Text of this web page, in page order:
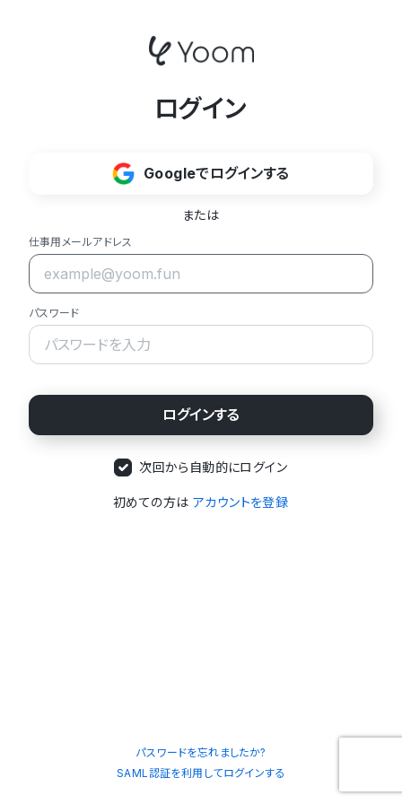
ログイン
Googleでログインする
または
仕事用メールアドレス
パスワード
次回から自動的にログイン
初めての方は アカウントを登録
パスワードを忘れましたか?
SAML認証を利用してログインする